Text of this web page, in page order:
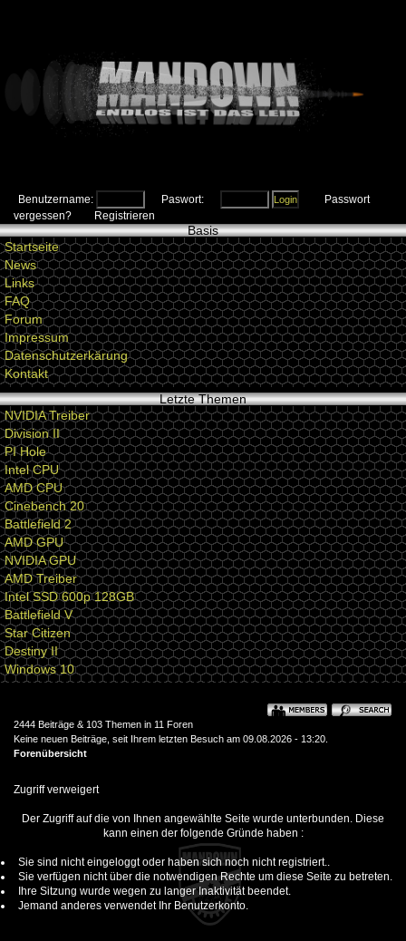
Benutzername: Paswort:
Passwort
vergessen?
Registrieren
Basis
Startseite
News
Links
FAQ
Forum
Impressum
Datenschutzerkärung
Kontakt
Letzte Themen
NVIDIA Treiber
Division II
PI Hole
Intel CPU
AMD CPU
Cinebench 20
Battlefield 2
AMD GPU
NVIDIA GPU
AMD Treiber
Intel SSD 600p 128GB
Battlefield V
Star Citizen
Destiny II
Windows 10
2444 Beiträge & 103 Themen in 11 Foren
Keine neuen Beiträge, seit Ihrem letzten Besuch am 09.08.2026 - 13:20.
Forenübersicht
Zugriff verweigert
Der Zugriff auf die von Ihnen angewählte Seite wurde unterbunden. Diese
kann einen der folgende Gründe haben :
Sie sind nicht eingeloggt oder haben sich noch nicht registriert..
Sie verfügen nicht über die notwendigen Rechte um diese Seite zu betreten.
Ihre Sitzung wurde wegen zu langer Inaktivität beendet.
Jemand anderes verwendet Ihr Benutzerkonto.